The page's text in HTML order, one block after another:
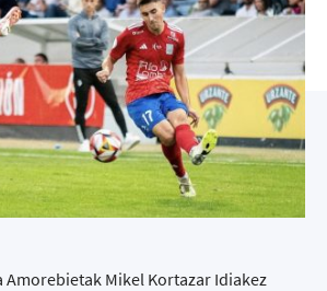
Amorebietak Mikel Kortazar Idiakez